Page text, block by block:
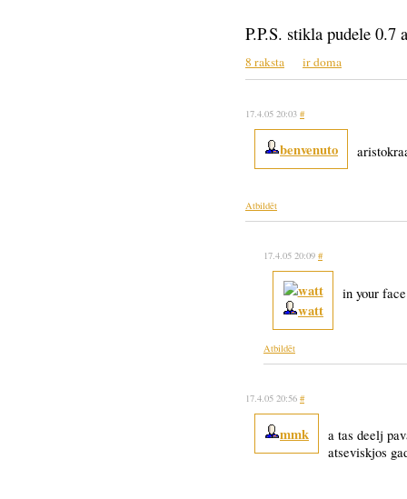
P.P.S. stikla pudele
8 raksta ir doma
17.4.05 20:03 #
benvenuto
Atbildēt
17.4.05 20:09 #
watt
in your
Atbildēt
17.4.05 20:56 #
mmk
a tas deelj
atseviskjos